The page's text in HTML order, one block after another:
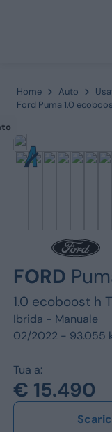
Home Auto
Ford Puma 1.0
FORD
1.0 ecoboost h
Ibrida - Manuale
02/2022 - 93.055
Tua a:
€ 15.490